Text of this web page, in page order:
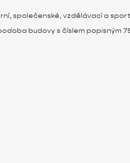
společenské, vzdělávací a
budovy s číslem popisným